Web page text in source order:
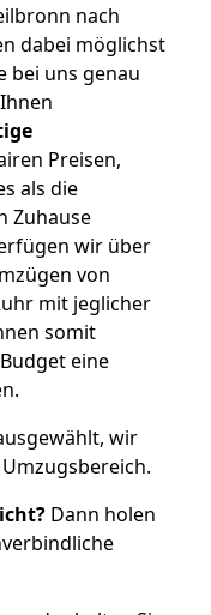
nach
dabei möglichst
bei uns genau
Preisen,
als die
Zuhause
wir über
von
mit jeglicher
somit
eine
wir
Dann holen